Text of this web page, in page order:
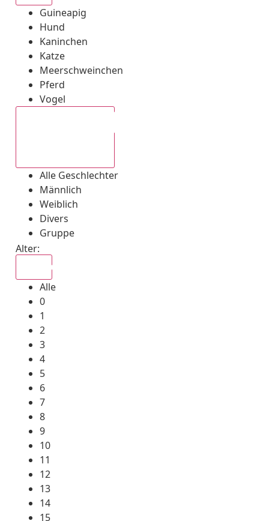
Guineapig
Hund
Kaninchen
Katze
Meerschweinchen
Pferd
Vogel
Alle Geschlechter
Männlich
Weiblich
Divers
Gruppe
Alter:
Alle
0
1
2
3
4
5
6
7
8
9
10
11
12
13
14
15